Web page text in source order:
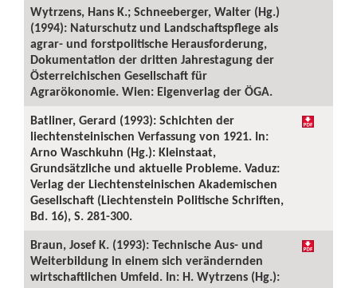
Wytrzens, Hans K.; Schneeberger, Walter (Hg.)
(1994): Naturschutz und Landschaftspflege als
agrar- und forstpolitische Herausforderung,
Dokumentation der dritten Jahrestagung der
Österreichischen Gesellschaft für
Agrarökonomie. Wien: Eigenverlag der ÖGA.
Batliner, Gerard (1993): Schichten der
liechtensteinischen Verfassung von 1921. In:
Arno Waschkuhn (Hg.): Kleinstaat,
Grundsätzliche und aktuelle Probleme. Vaduz:
Verlag der Liechtensteinischen Akademischen
Gesellschaft (Liechtenstein Politische Schriften,
Bd. 16), S. 281-300.
Braun, Josef K. (1993): Technische Aus- und
Weiterbildung in einem sich verändernden
wirtschaftlichen Umfeld. In: H. Wytrzens (Hg.):